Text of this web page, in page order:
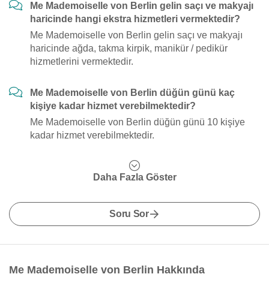
Me Mademoiselle von Berlin gelin saçı ve makyajı
haricinde hangi ekstra hizmetleri vermektedir?
Me Mademoiselle von Berlin gelin saçı ve makyajı
haricinde ağda, takma kirpik, manikür / pedikür
hizmetlerini vermektedir.
Me Mademoiselle von Berlin düğün günü kaç
kişiye kadar hizmet verebilmektedir?
Me Mademoiselle von Berlin düğün günü 10 kişiye
kadar hizmet verebilmektedir.
Daha Fazla Göster
Soru Sor
Me Mademoiselle von Berlin Hakkında